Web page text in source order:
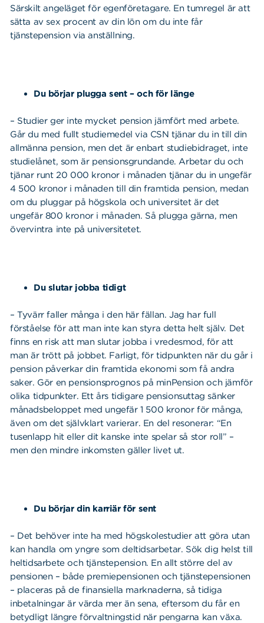
Särskilt angeläget för egenföretagare. En tumregel är att
sätta av sex procent av din lön om du inte får
tjänstepension via anställning.
Du börjar plugga sent – och för länge
– Studier ger inte mycket pension jämfört med arbete.
Går du med fullt studiemedel via CSN tjänar du in till din
allmänna pension, men det är enbart studiebidraget, inte
studielånet, som är pensionsgrundande. Arbetar du och
tjänar runt 20 000 kronor i månaden tjänar du in ungefär
4 500 kronor i månaden till din framtida pension, medan
om du pluggar på högskola och universitet är det
ungefär 800 kronor i månaden. Så plugga gärna, men
övervintra inte på universitetet.
Du slutar jobba tidigt
– Tyvärr faller många i den här fällan. Jag har full
förståelse för att man inte kan styra detta helt själv. Det
finns en risk att man slutar jobba i vredesmod, för att
man är trött på jobbet. Farligt, för tidpunkten när du går i
pension påverkar din framtida ekonomi som få andra
saker. Gör en pensionsprognos på minPension och jämför
olika tidpunkter. Ett års tidigare pensionsuttag sänker
månadsbeloppet med ungefär 1 500 kronor för många,
även om det självklart varierar. En del resonerar: “En
tusenlapp hit eller dit kanske inte spelar så stor roll” –
men den mindre inkomsten gäller livet ut.
Du börjar din karriär för sent
– Det behöver inte ha med högskolestudier att göra utan
kan handla om yngre som deltidsarbetar. Sök dig helst till
heltidsarbete och tjänstepension. En allt större del av
pensionen – både premiepensionen och tjänstepensionen
– placeras på de finansiella marknaderna, så tidiga
inbetalningar är värda mer än sena, eftersom du får en
betydligt längre förvaltningstid när pengarna kan växa.